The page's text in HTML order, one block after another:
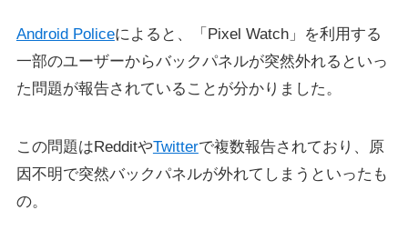
Android Policeによると、「Pixel Watch」を利用する
一部のユーザーからバックパネルが突然外れるといっ
た問題が報告されていることが分かりました。
この問題はRedditやTwitterで複数報告されており、原
因不明で突然バックパネルが外れてしまうといったも
の。